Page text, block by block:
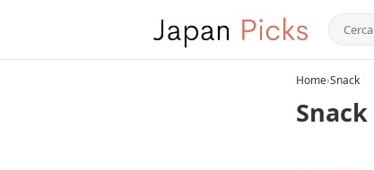
Home›Snack
Snack